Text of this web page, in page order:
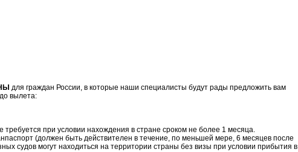
для граждан России, в которые наши специалисты будут рады предложить вам
вылета:
при условии нахождения в стране сроком не более 1 месяца.
(должен быть действителен в течение, по меньшей мере, 6 месяцев после
судов могут находиться на территории страны без визы при условии прибытия в